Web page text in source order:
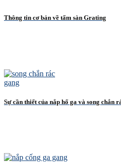
Thông tin cơ bản về tấm sàn Grating
Sự cần thiết của nắp hố ga và song chắn